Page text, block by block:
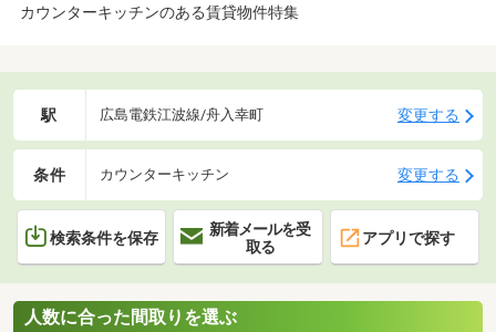
カウンターキッチンのある賃貸物件特集
駅 広島電鉄江波線/舟入幸町 変更する
条件 カウンターキッチン 変更する
検索条件を保存
新着メールを受
取る
アプリで探す
人数に合った間取りを選ぶ